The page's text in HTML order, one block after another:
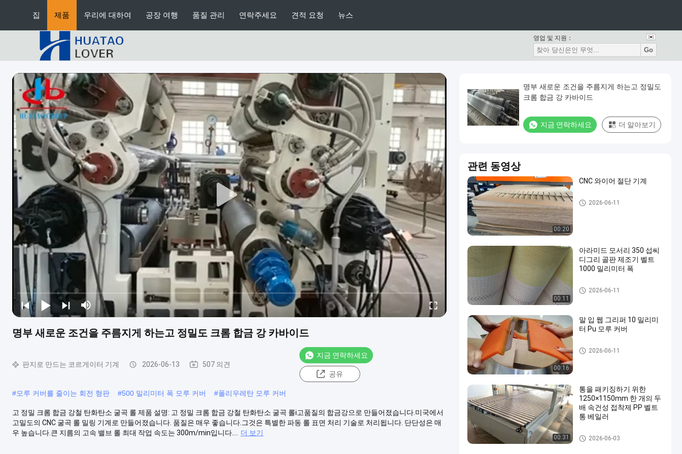
집 제품 우리에 대하여 공장 여행 품질 관리 연락주세요 견적 요청 뉴스
영업 및 지원：
Go
명부 새로운 조건을 주름지게 하는고 정밀도 크롬 합금 강 카바이드
판지로 만드는 코르게이터 기계 2026-06-13 507 의견
지금 연락하세요
공유
#모루 커버를 줄이는 회전 형판 #500 밀리미터 폭 모루 커버 #폴리우레탄 모루 커버
고 정밀 크롬 합금 강철 탄화탄소 굴곡 롤 제품 설명: 고 정밀 크롬 합금 강철 탄화탄소 굴곡 롤i고품질의 합금강으로 만들어졌습니다.미국에서
고밀도의 CNC 굴곡 롤 밀링 기계로 만들어졌습니다. 품질은 매우 좋습니다.그것은 특별한 파동 롤 표면 처리 기술로 처리됩니다. 단단성은 매
우 높습니다.큰 지름의 고속 밸브 롤 최대 작업 속도는 300m/min입니다....
더 보기
명부 새로운 조건을 주름지게 하는고 정밀도
크롬 합금 강 카바이드
지금 연락하세요 더 알아보기
관련 동영상
00:20
CNC 와이어 절단 기계
판지로 만드는 코르게이터 기계
2026-06-11
00:11
아라미드 모서리 350 섭씨
디그리 골판 제조기 벨트
1000 밀리미터 폭
판지로 만드는 코르게이터 기계
2026-06-11
00:16
말 입 웹 그리퍼 10 밀리미
터 Pu 모루 커버
판지로 만드는 코르게이터 기계
2026-06-11
00:31
통을 패키징하기 위한
1250×1150mm 한 개의 두
배 속건성 접착제 PP 벨트
통 베일러
판지로 만드는 코르게이터 기계
2026-06-03